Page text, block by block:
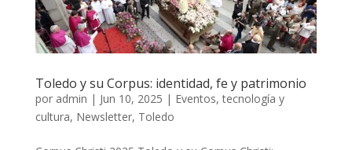
Toledo y su Corpus: identidad, fe y patrimonio
por admin | Jun 10, 2025 | Eventos, tecnología y
cultura, Newsletter, Toledo